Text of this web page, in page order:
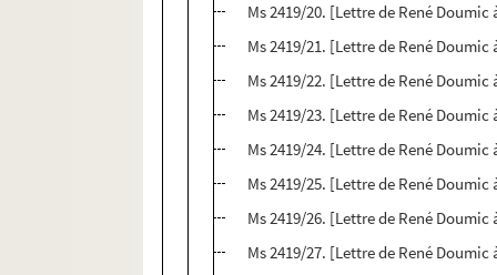
Ms 2419/20. [Lettre de René
Ms 2419/21. [Lettre de René
Ms 2419/22. [Lettre de René
Ms 2419/23. [Lettre de René
Ms 2419/24. [Lettre de René
Ms 2419/25. [Lettre de René
Ms 2419/26. [Lettre de René
Ms 2419/27. [Lettre de René